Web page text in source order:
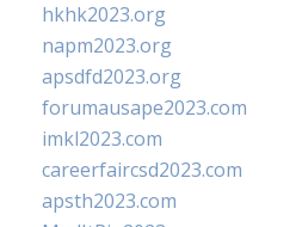
hkhk2023.org
napm2023.org
apsdfd2023.org
forumausape2023.com
imkl2023.com
careerfaircsd2023.com
apsth2023.com